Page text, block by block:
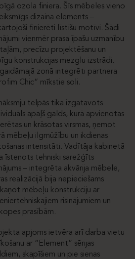
ozola finiera. Šīs mēbeles vieno
dizaina elements –
finierēti līstīšu motīvi. Šādi
vienmēr prasa īpašu uzmanību
precīzu projektēšanu un
konstrukcijas mezglu izstrādi.
zonā integrēti partnera
Chic“ mīkstie soli.
telpās tika izgatavots
apaļš galds, kurā apvienotas
un krāsotas virsmas, ņemot
mēbeļu ilgmūžību un ikdienas
intensitāti. Vadītāja kabinetā
īstenots tehniski sarežģīts
– integrēta akvārija mēbele,
realizācijā bija nepieciešams
mēbeļu konstrukciju ar
risinājumiem un
prasībām.
apjoms ietvēra arī darba vietu
ar “Element” sērijas
skapīšiem un pie sienas